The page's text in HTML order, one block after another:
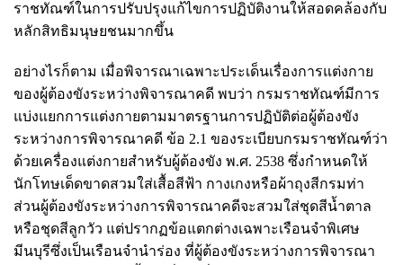
ราชทัณฑ์ในการปรับปรุงแก้ไขการปฏิบัติงานให้สอดคล้องกับ
หลักสิทธิมนุษยชนมากขึ้น
อย่างไรก็ตาม เมื่อพิจารณาเฉพาะประเด็นเรื่องการแต่งกาย
ของผู้ต้องขังระหว่างพิจารณาคดี พบว่า กรมราชทัณฑ์มีการ
แบ่งแยกการแต่งกายตามมาตรฐานการปฏิบัติต่อผู้ต้องขัง
ระหว่างการพิจารณาคดี ข้อ 2.1 ของระเบียบกรมราชทัณฑ์ว่า
ด้วยเครื่องแต่งกายสำหรับผู้ต้องขัง พ.ศ. 2538 ซึ่งกำหนดให้
นักโทษเด็ดขาดสวมใส่เสื้อสีฟ้า กางเกงหรือผ้าถุงสีกรมท่า
ส่วนผู้ต้องขังระหว่างการพิจารณาคดีจะสวมใส่ชุดสีน้ำตาล
หรือชุดสีลูกวัว แต่ปรากฏข้อแตกต่างเฉพาะเรือนจำพิเศษ
มีนบุรีซึ่งเป็นเรือนจำนำร่อง ที่ผู้ต้องขังระหว่างการพิจารณา